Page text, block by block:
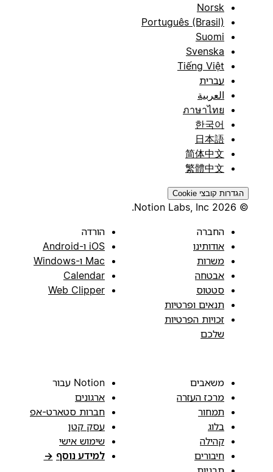
Norsk
Português (Brasil)
Suomi
Svenska
Tiếng Việt
עברית
العربية
ภาษาไทย
한국어
日本語
简体中文
繁體中文
הגדרות קובצי Cookie
החברה
אודותינו
משרות
אבטחה
סטטוס
תנאים ופרטיות
זכויות הפרטיות
שלכם
הורדה
iOS ו-Android
Mac ו-Windows
Calendar
Web Clipper
משאבים
מרכז העזרה
תמחור
בלוג
קהילה
חיבורים
Notion עבור
ארגונים
חברות סטארט-אפ
עסק קטן
שימוש אישי
למידע נוסף →